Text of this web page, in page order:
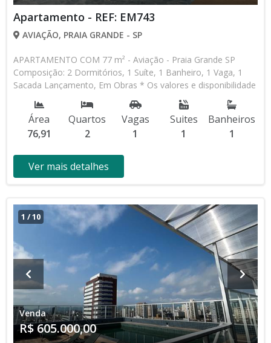
Apartamento - REF: EM743
AVIAÇÃO, PRAIA GRANDE - SP
APARTAMENTO COM 77 m² - Aviação - Praia Grande SP
Composição: 2 Dormitórios, 1 Suíte, 1 Banheiro, 1 Vaga, 1
Sacada Lançamento, Em Obras * Os valores e disponibilidade
podem ser alterados sem prévio aviso. Favor verificar
entrando em contato com nossa equipe
Área
76,91
Quartos
2
Vagas
1
Suites
1
Banheiros
1
Ver mais detalhes
1 /10
Venda
R$ 605.000,00